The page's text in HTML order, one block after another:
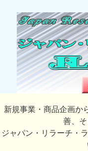
新規事業・商品企画か
善、
ジャパン・リラーチ・